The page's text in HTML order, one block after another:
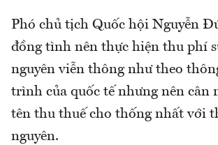
Phó chủ tịch Quốc hội Nguyễn
đồng tình nên thực hiện thu phí
nguyên viễn thông như theo
trình của quốc tế nhưng nên cân
tên thu thuế cho thống nhất với
nguyên.